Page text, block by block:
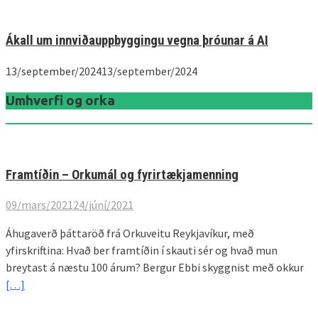
Ákall um innviðauppbyggingu vegna þróunar á AI
13/september/202413/september/2024
Umhverfi og orka
Framtíðin – Orkumál og fyrirtækjamenning
09/mars/202124/júní/2021
Áhugaverð þáttaröð frá Orkuveitu Reykjavíkur, með
yfirskriftina: Hvað ber framtíðin í skauti sér og hvað mun
breytast á næstu 100 árum? Bergur Ebbi skyggnist með okkur
[…]